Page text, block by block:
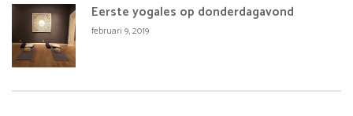
Eerste yogales op donderdagavond
februari 9, 2019